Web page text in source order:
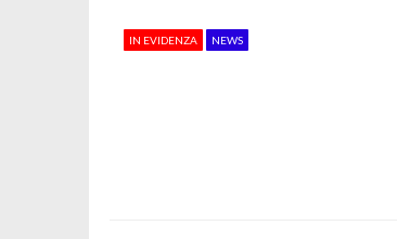
IN EVIDENZA NEWS